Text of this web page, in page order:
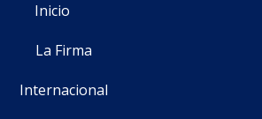
Inicio
La Firma
Internacional